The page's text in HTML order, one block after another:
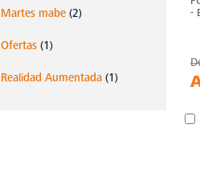
Martes mabe (2)
Ofertas (1)
Realidad Aumentada (1)
-